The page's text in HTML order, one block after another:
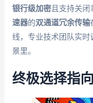
银行级加密且支持关闭
速器的双通道冗余传输
线，专业技术团队实
景里。
终极选择指